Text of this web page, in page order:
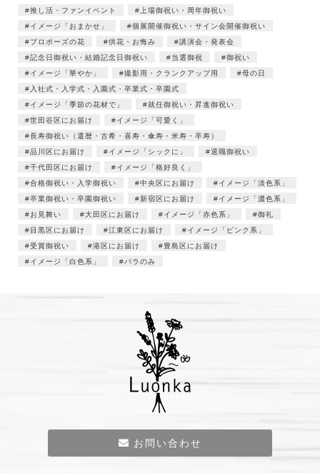
推し活・ファンイベント
上場御祝い・周年御祝い
イメージ「おまかせ」
個展開催御祝い・サイン会開催御祝い
プロポーズの花
供花・お悔み
講演会・発表会
記念日御祝い・結婚記念日御祝い
当選御祝
御祝い
イメージ「華やか」
撮影用・クランクアップ用
母の日
入社式・入学式・入園式・卒業式・卒園式
イメージ「季節の花材で」
就任御祝い・昇進御祝い
世田谷区にお届け
イメージ「可愛く」
長寿御祝い（還暦・古希・喜寿・傘寿・米寿・卒寿）
品川区にお届け
イメージ「シックに」
退職御祝い
千代田区にお届け
イメージ「格好良く」
合格御祝い・入学御祝い
中央区にお届け
イメージ「淡色系」
卒業御祝い・卒園御祝い
新宿区にお届け
イメージ「濃色系」
お見舞い
大田区にお届け イメージ「赤色系」
御礼
目黒区にお届け
江東区にお届け
イメージ「ピンク系」
受賞御祝い
港区にお届け
豊島区にお届け
イメージ「白色系」
バラのみ
お問い合わせ